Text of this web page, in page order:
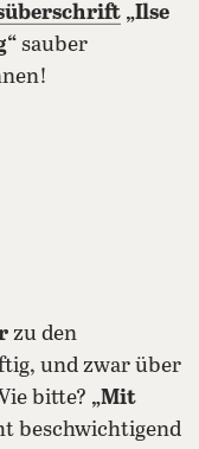
„Ilse
sauber
teilenteilen
zu den
und zwar über
bitte? „Mit
beschwichtigend